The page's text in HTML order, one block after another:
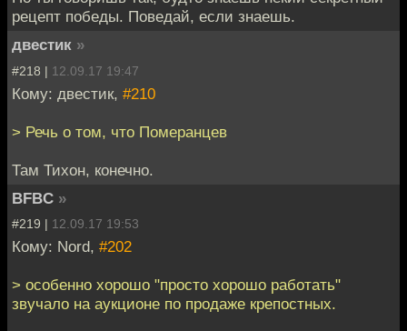
рецепт победы. Поведай, если знаешь.
двестик »
#218 | 12.09.17 19:47
Кому: двестик, #210
> Речь о том, что Померанцев
Там Тихон, конечно.
BFBC »
#219 | 12.09.17 19:53
Кому: Nord, #202
> особенно хорошо "просто хорошо работать"
звучало на аукционе по продаже крепостных.